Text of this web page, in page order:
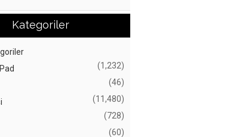
Kategoriler
(1,232)
(46)
(11,480)
(728)
(60)